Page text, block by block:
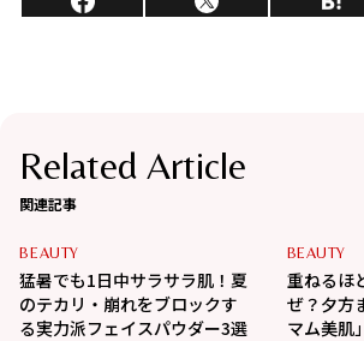
Related Article
関連記事
BEAUTY
猛暑でも1日中サラサラ肌！夏
のテカリ・崩れをブロックす
る実力派フェイスパウダー3選
BEAUTY
重ねるほ
ぜ？夕方
マム美肌